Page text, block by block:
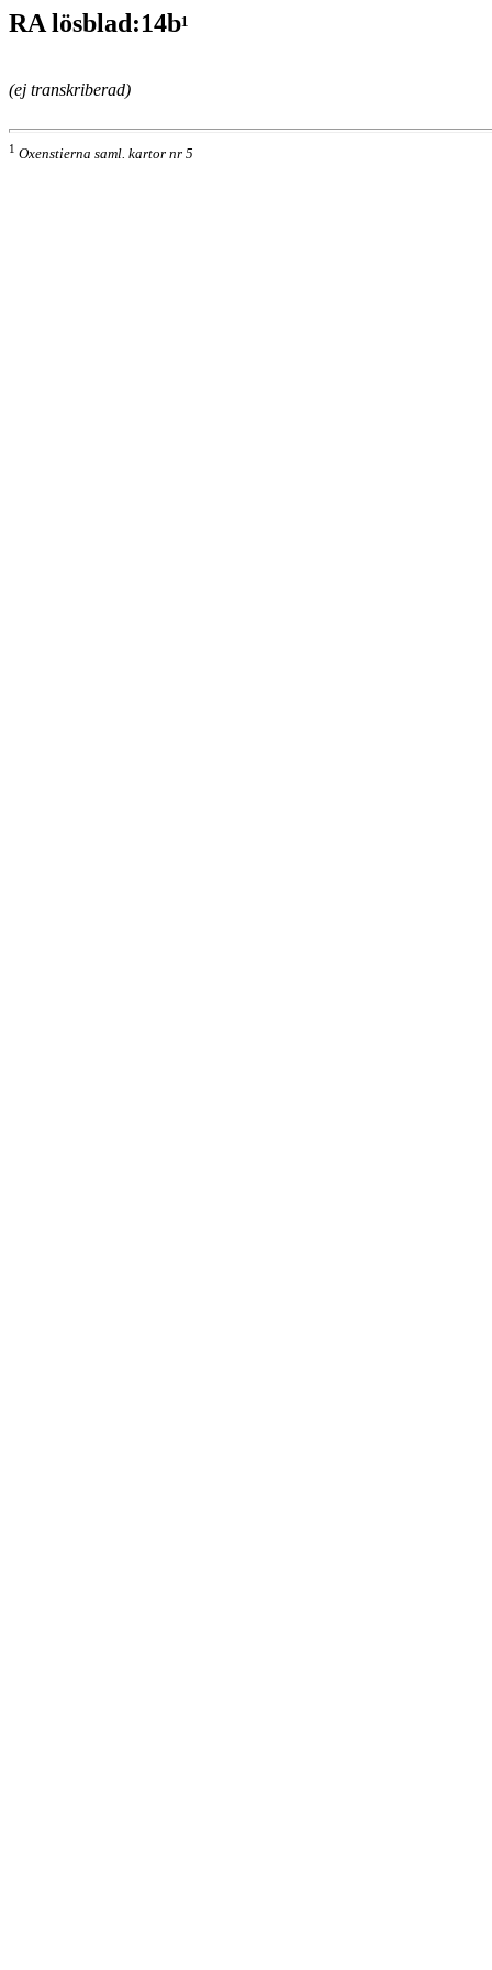
RA lösblad:14b¹
(ej transkriberad)
1 Oxenstierna saml. kartor nr 5